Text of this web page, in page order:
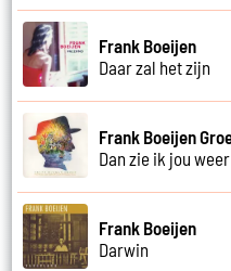
Frank Boeijen
Daar zal het zijn
Frank Boeijen
Dan zie ik jou
Frank Boeijen
Darwin